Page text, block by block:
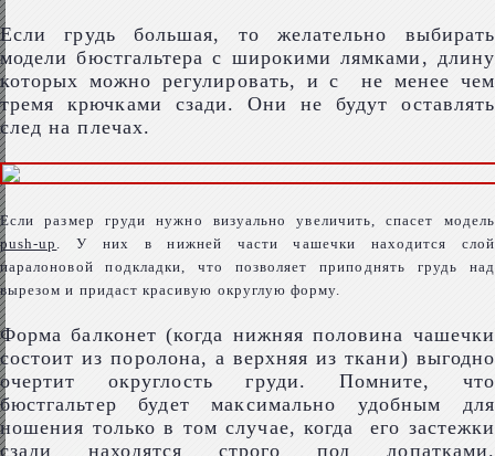
Если грудь большая, то желательно выбирать
модели бюстгальтера с широкими лямками, длину
которых можно регулировать, и с не менее чем
тремя крючками сзади. Они не будут оставлять
след на плечах.
Если размер груди нужно визуально увеличить, спасет модель
push-up . У них в нижней части чашечки находится слой
паралоновой подкладки, что позволяет приподнять грудь над
вырезом и придаст красивую округлую форму.
Форма балконет (когда нижняя половина чашечки
состоит из поролона, а верхняя из ткани) выгодно
очертит округлость груди. Помните, что
бюстгальтер будет максимально удобным для
ношения только в том случае, когда его застежки
сзади находятся строго под лопатками.